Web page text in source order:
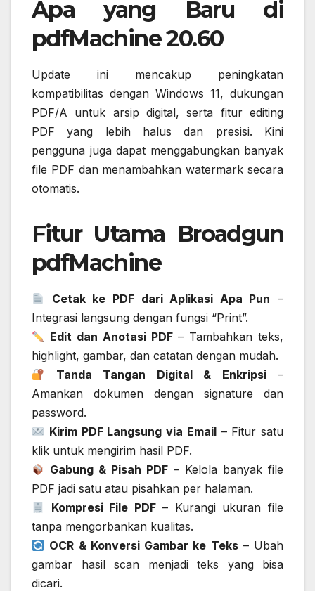
Apa yang Baru di
pdfMachine 20.60
Update ini mencakup peningkatan
kompatibilitas dengan Windows 11, dukungan
PDF/A untuk arsip digital, serta fitur editing
PDF yang lebih halus dan presisi. Kini
pengguna juga dapat menggabungkan banyak
file PDF dan menambahkan watermark secara
otomatis.
Fitur Utama Broadgun
pdfMachine
Cetak ke PDF dari Aplikasi Apa Pun –
Integrasi langsung dengan fungsi “Print”.
Edit dan Anotasi PDF– Tambahkan teks,
highlight, gambar, dan catatan dengan mudah.
Tanda Tangan Digital & Enkripsi–
Amankan dokumen dengan signature dan
password.
Kirim PDF Langsung via Email– Fitur satu
klik untuk mengirim hasil PDF.
Gabung & Pisah PDF – Kelola banyak file
PDF jadi satu atau pisahkan per halaman.
Kompresi File PDF– Kurangi ukuran file
tanpa mengorbankan kualitas.
OCR & Konversi Gambar ke Teks– Ubah
gambar hasil scan menjadi teks yang bisa
dicari.